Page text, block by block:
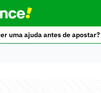
uma ajuda antes de apostar?